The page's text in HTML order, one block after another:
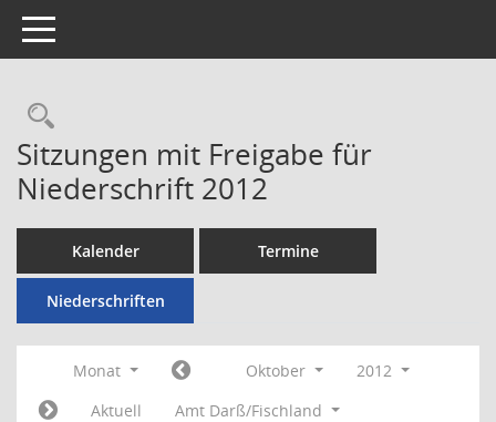
Toggle navigation
Rechercheauswahl
Sitzungen mit Freigabe für
Niederschrift 2012
Kalender Termine
Niederschriften
Monat Oktober
2012
Aktuell
Amt Darß/Fischland